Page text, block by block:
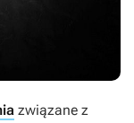
związane z